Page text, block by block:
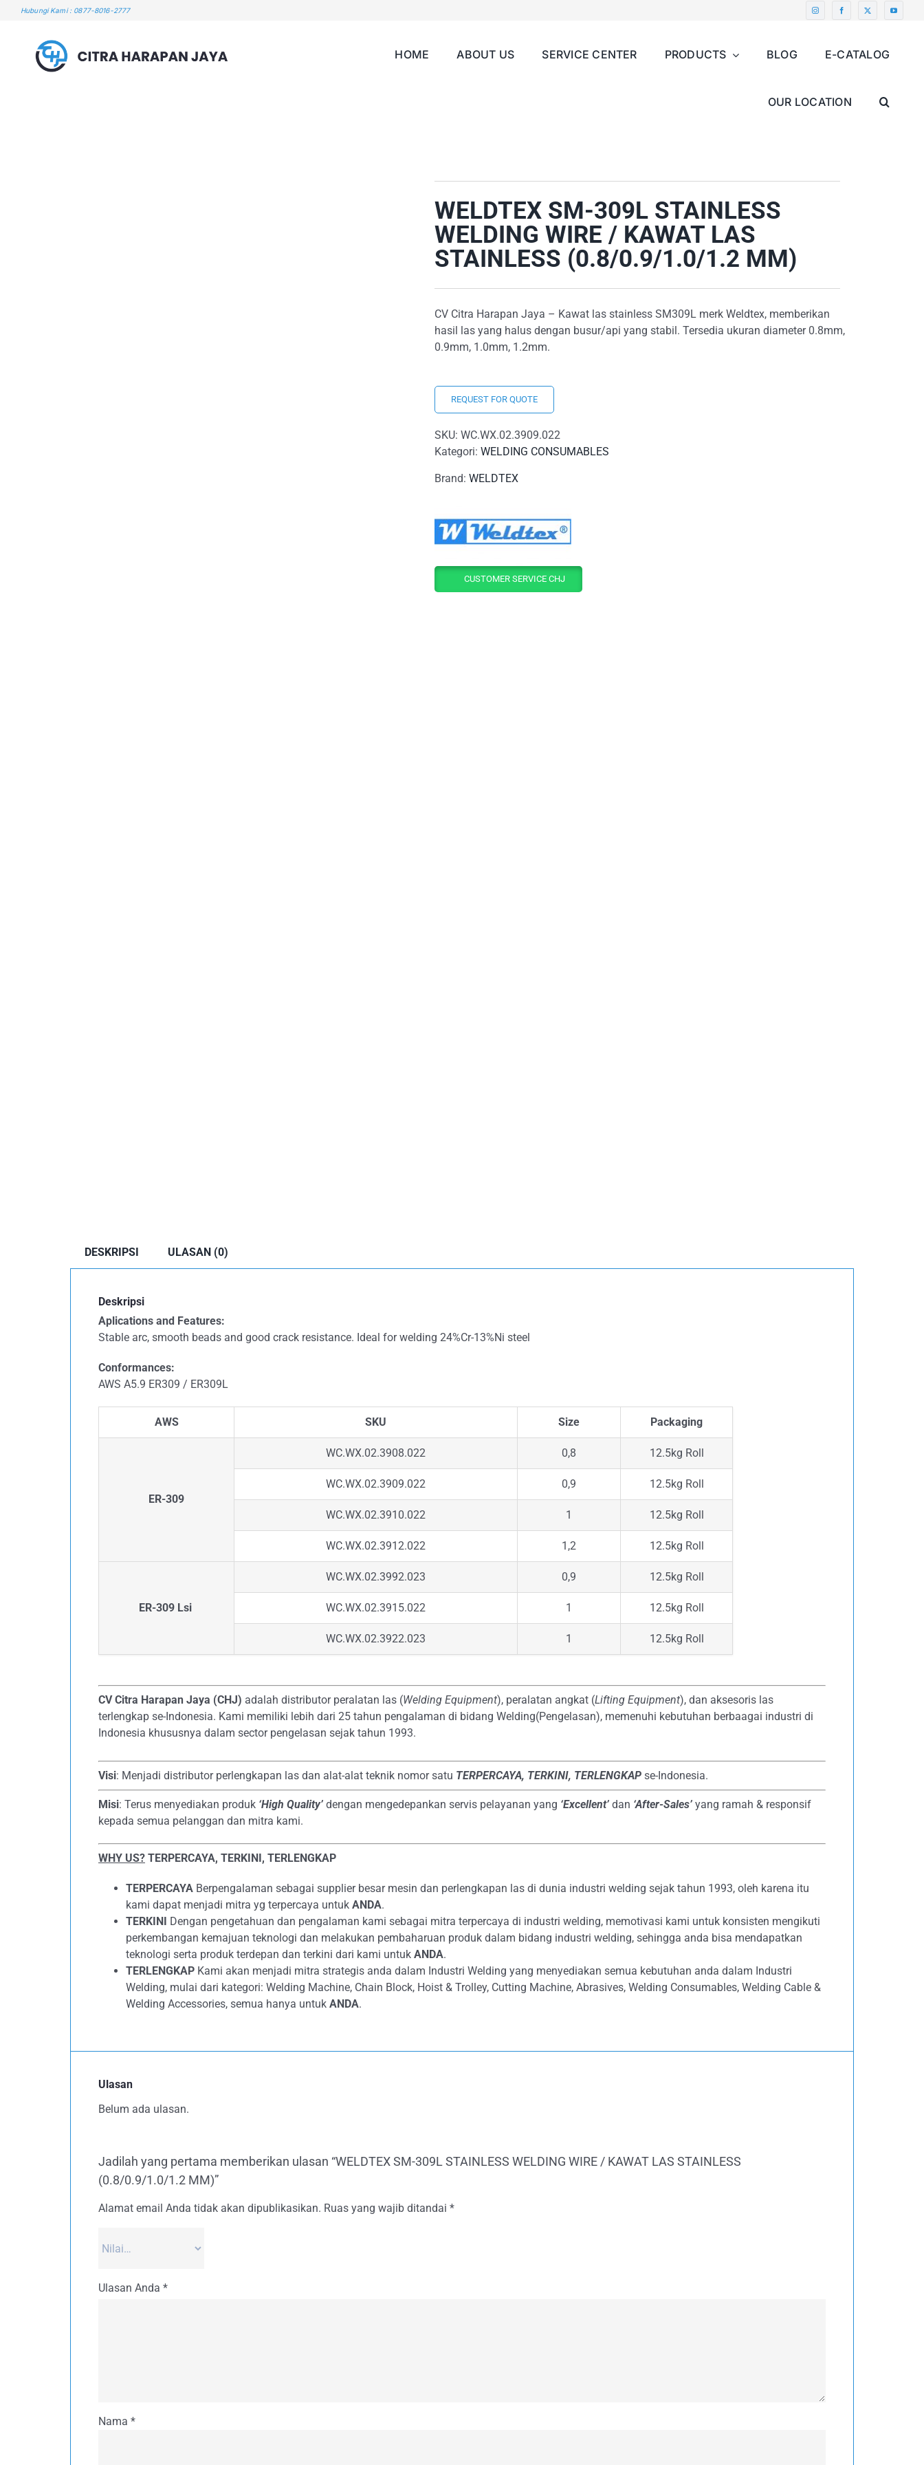
Hubungi Kami : 0877-8016-2777
HOME ABOUT US SERVICE CENTER PRODUCTS BLOG E-CATALOG
OUR LOCATION
WELDTEX SM-309L STAINLESS
WELDING WIRE / KAWAT LAS
STAINLESS (0.8/0.9/1.0/1.2 MM)
CV Citra Harapan Jaya – Kawat las stainless SM309L merk Weldtex, memberikan
hasil las yang halus dengan busur/api yang stabil. Tersedia ukuran diameter 0.8mm,
0.9mm, 1.0mm, 1.2mm.
REQUEST FOR QUOTE
SKU: WC.WX.02.3909.022
Kategori: WELDING CONSUMABLES
Brand: WELDTEX
CUSTOMER SERVICE CHJ
DESKRIPSI ULASAN (0)
Deskripsi
Aplications and Features:
Stable arc, smooth beads and good crack resistance. Ideal for welding 24%Cr-13%Ni steel
Conformances:
AWS A5.9 ER309 / ER309L
AWS SKU Size Packaging
ER-309
WC.WX.02.3908.022 0,8 12.5kg Roll
WC.WX.02.3909.022 0,9 12.5kg Roll
WC.WX.02.3910.022 1 12.5kg Roll
WC.WX.02.3912.022 1,2 12.5kg Roll
ER-309 Lsi
WC.WX.02.3992.023 0,9 12.5kg Roll
WC.WX.02.3915.022 1 12.5kg Roll
WC.WX.02.3922.023 1 12.5kg Roll
CV Citra Harapan Jaya (CHJ) adalah distributor peralatan las (Welding Equipment), peralatan angkat (Lifting Equipment), dan aksesoris las
terlengkap se-Indonesia. Kami memiliki lebih dari 25 tahun pengalaman di bidang Welding(Pengelasan), memenuhi kebutuhan berbaagai industri di
Indonesia khususnya dalam sector pengelasan sejak tahun 1993.
Visi: Menjadi distributor perlengkapan las dan alat-alat teknik nomor satu TERPERCAYA, TERKINI, TERLENGKAP se-Indonesia.
Misi: Terus menyediakan produk ‘High Quality’ dengan mengedepankan servis pelayanan yang ‘Excellent’ dan ‘After-Sales’ yang ramah & responsif
kepada semua pelanggan dan mitra kami.
WHY US? TERPERCAYA, TERKINI, TERLENGKAP
TERPERCAYA Berpengalaman sebagai supplier besar mesin dan perlengkapan las di dunia industri welding sejak tahun 1993, oleh karena itu
kami dapat menjadi mitra yg terpercaya untuk ANDA.
TERKINI Dengan pengetahuan dan pengalaman kami sebagai mitra terpercaya di industri welding, memotivasi kami untuk konsisten mengikuti
perkembangan kemajuan teknologi dan melakukan pembaharuan produk dalam bidang industri welding, sehingga anda bisa mendapatkan
teknologi serta produk terdepan dan terkini dari kami untuk ANDA.
TERLENGKAP Kami akan menjadi mitra strategis anda dalam Industri Welding yang menyediakan semua kebutuhan anda dalam Industri
Welding, mulai dari kategori: Welding Machine, Chain Block, Hoist & Trolley, Cutting Machine, Abrasives, Welding Consumables, Welding Cable &
Welding Accessories, semua hanya untuk ANDA.
Ulasan
Belum ada ulasan.
Jadilah yang pertama memberikan ulasan “WELDTEX SM-309L STAINLESS WELDING WIRE / KAWAT LAS STAINLESS
(0.8/0.9/1.0/1.2 MM)”
Alamat email Anda tidak akan dipublikasikan. Ruas yang wajib ditandai *
Ulasan Anda *
Nama *